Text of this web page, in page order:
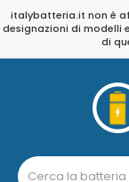
italybatteria.it non è
designazioni di modelli
di